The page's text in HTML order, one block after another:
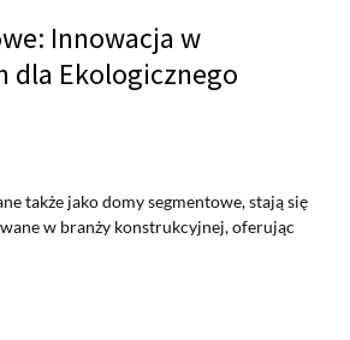
Innowacja w
dla Ekologicznego
także jako domy segmentowe, stają się
w branży konstrukcyjnej, oferując